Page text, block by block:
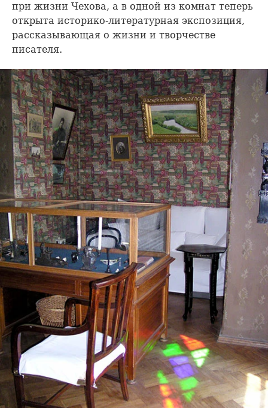
при жизни Чехова, а в одной из комнат теперь
открыта историко-литературная экспозиция,
рассказывающая о жизни и творчестве
писателя.